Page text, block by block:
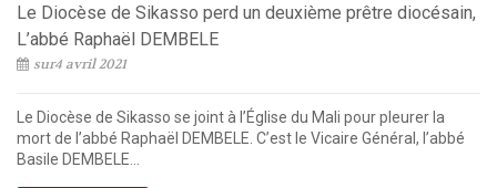
Le Diocèse de Sikasso perd un deuxième prêtre diocésain,
L’abbé Raphaël DEMBELE
sur4 avril 2021
Le Diocèse de Sikasso se joint à l’Église du Mali pour pleurer la
mort de l’abbé Raphaël DEMBELE. C’est le Vicaire Général, l’abbé
Basile DEMBELE...